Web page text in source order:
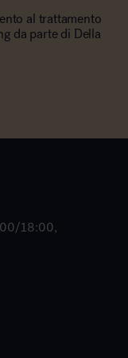
al trattamento
da parte di Della
18:00,